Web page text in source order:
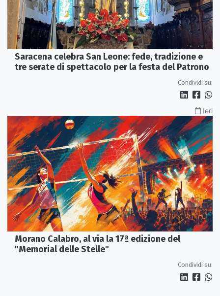
Saracena celebra San Leone: fede, tradizione e
tre serate di spettacolo per la festa del Patrono
Condividi su:
Ieri
Morano Calabro, al via la 17ª edizione del
"Memorial delle Stelle"
Condividi su: